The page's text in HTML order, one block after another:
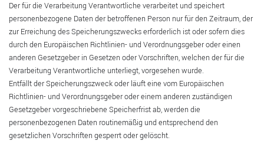
Der für die Verarbeitung Verantwortliche verarbeitet und speichert
personenbezogene Daten der betroffenen Person nur für den Zeitraum, der
zur Erreichung des Speicherungszwecks erforderlich ist oder sofern dies
durch den Europäischen Richtlinien- und Verordnungsgeber oder einen
anderen Gesetzgeber in Gesetzen oder Vorschriften, welchen der für die
Verarbeitung Verantwortliche unterliegt, vorgesehen wurde.
Entfällt der Speicherungszweck oder läuft eine vom Europäischen
Richtlinien- und Verordnungsgeber oder einem anderen zuständigen
Gesetzgeber vorgeschriebene Speicherfrist ab, werden die
personenbezogenen Daten routinemäßig und entsprechend den
gesetzlichen Vorschriften gesperrt oder gelöscht.